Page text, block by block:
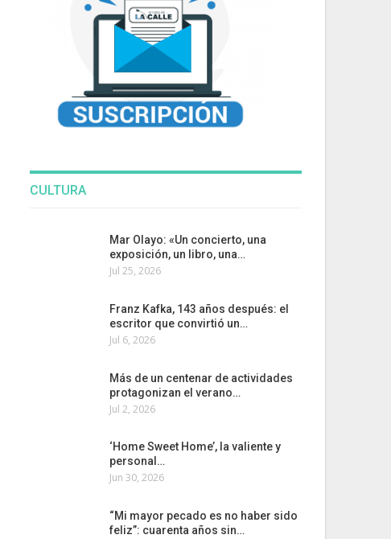
CULTURA
Mar Olayo: «Un concierto, una
exposición, un libro, una…
Jul 25, 2026
Franz Kafka, 143 años después: el
escritor que convirtió un…
Jul 6, 2026
Más de un centenar de actividades
protagonizan el verano…
Jul 2, 2026
‘Home Sweet Home’, la valiente y
personal…
Jun 30, 2026
“Mi mayor pecado es no haber sido
feliz”: cuarenta años sin…